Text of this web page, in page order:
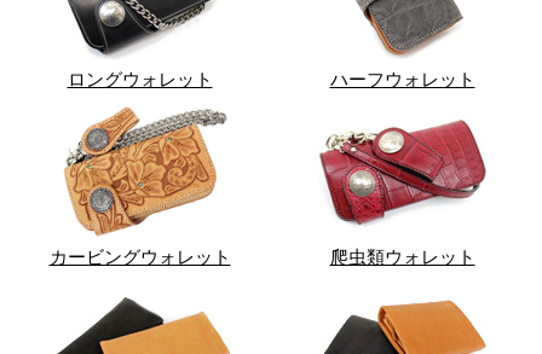
ロングウォレット ハーフウォレット
カービングウォレット 爬虫類ウォレット